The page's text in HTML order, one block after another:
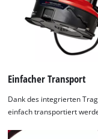
Einfacher Transport
Dank des integrierten
einfach transportiert